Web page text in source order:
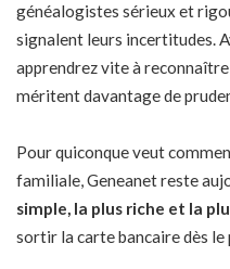
généalogistes sérieux et
signalent leurs incertitudes.
apprendrez vite à
méritent davantage de
Pour quiconque veut
familiale, Geneanet reste
simple, la plus riche et la
sortir la carte bancaire dès le